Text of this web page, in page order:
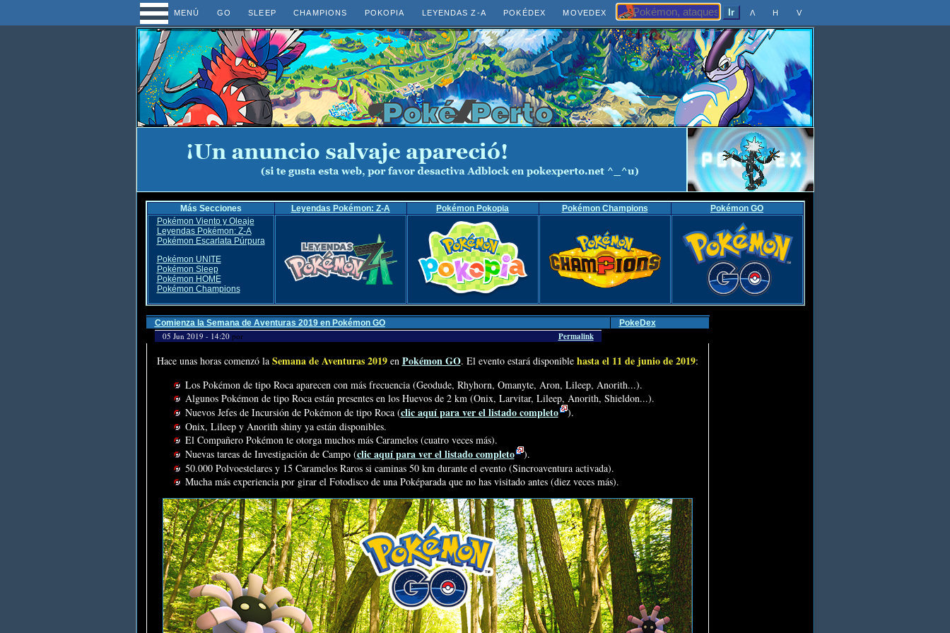
MENÚ GO SLEEP CHAMPIONS POKOPIA LEYENDAS Z-A POKÉDEX MOVEDEX Λ H V
Más Secciones Leyendas Pokémon: Z-A Pokémon Pokopia Pokémon Champions
Pokémon GO
Pokémon Viento y Oleaje
Leyendas Pokémon: Z-A
Pokémon Escarlata Púrpura
Pokémon UNITE
Pokémon Sleep
Pokémon HOME
Pokémon Champions
Comienza la Semana de Aventuras 2019 en Pokémon GO PokeDex
05 Jun 2019 - 14:20 por Permalink
Hace unas horas comenzó la Semana de Aventuras 2019en Pokémon GO. El evento estará disponible hasta el 11 de junio de 2019:
Los Pokémon de tipo Roca aparecen con más frecuencia (Geodude, Rhyhorn, Omanyte, Aron, Lileep, Anorith...).
Algunos Pokémon de tipo Roca están presentes en los Huevos de 2 km (Onix, Larvitar, Lileep, Anorith, Shieldon...).
Nuevos Jefes de Incursión de Pokémon de tipo Roca (clic aquí para ver el listado completo
).
Onix, Lileep y Anorith shiny ya están disponibles.
El Compañero Pokémon te otorga muchos más Caramelos (cuatro veces más).
Nuevas tareas de Investigación de Campo (clic aquí para ver el listado completo
).
50.000 Polvoestelares y 15 Caramelos Raros si caminas 50 km durante el evento (Sincroaventura activada).
Mucha más experiencia por girar el Fotodisco de una Poképarada que no has visitado antes (diez veces más).